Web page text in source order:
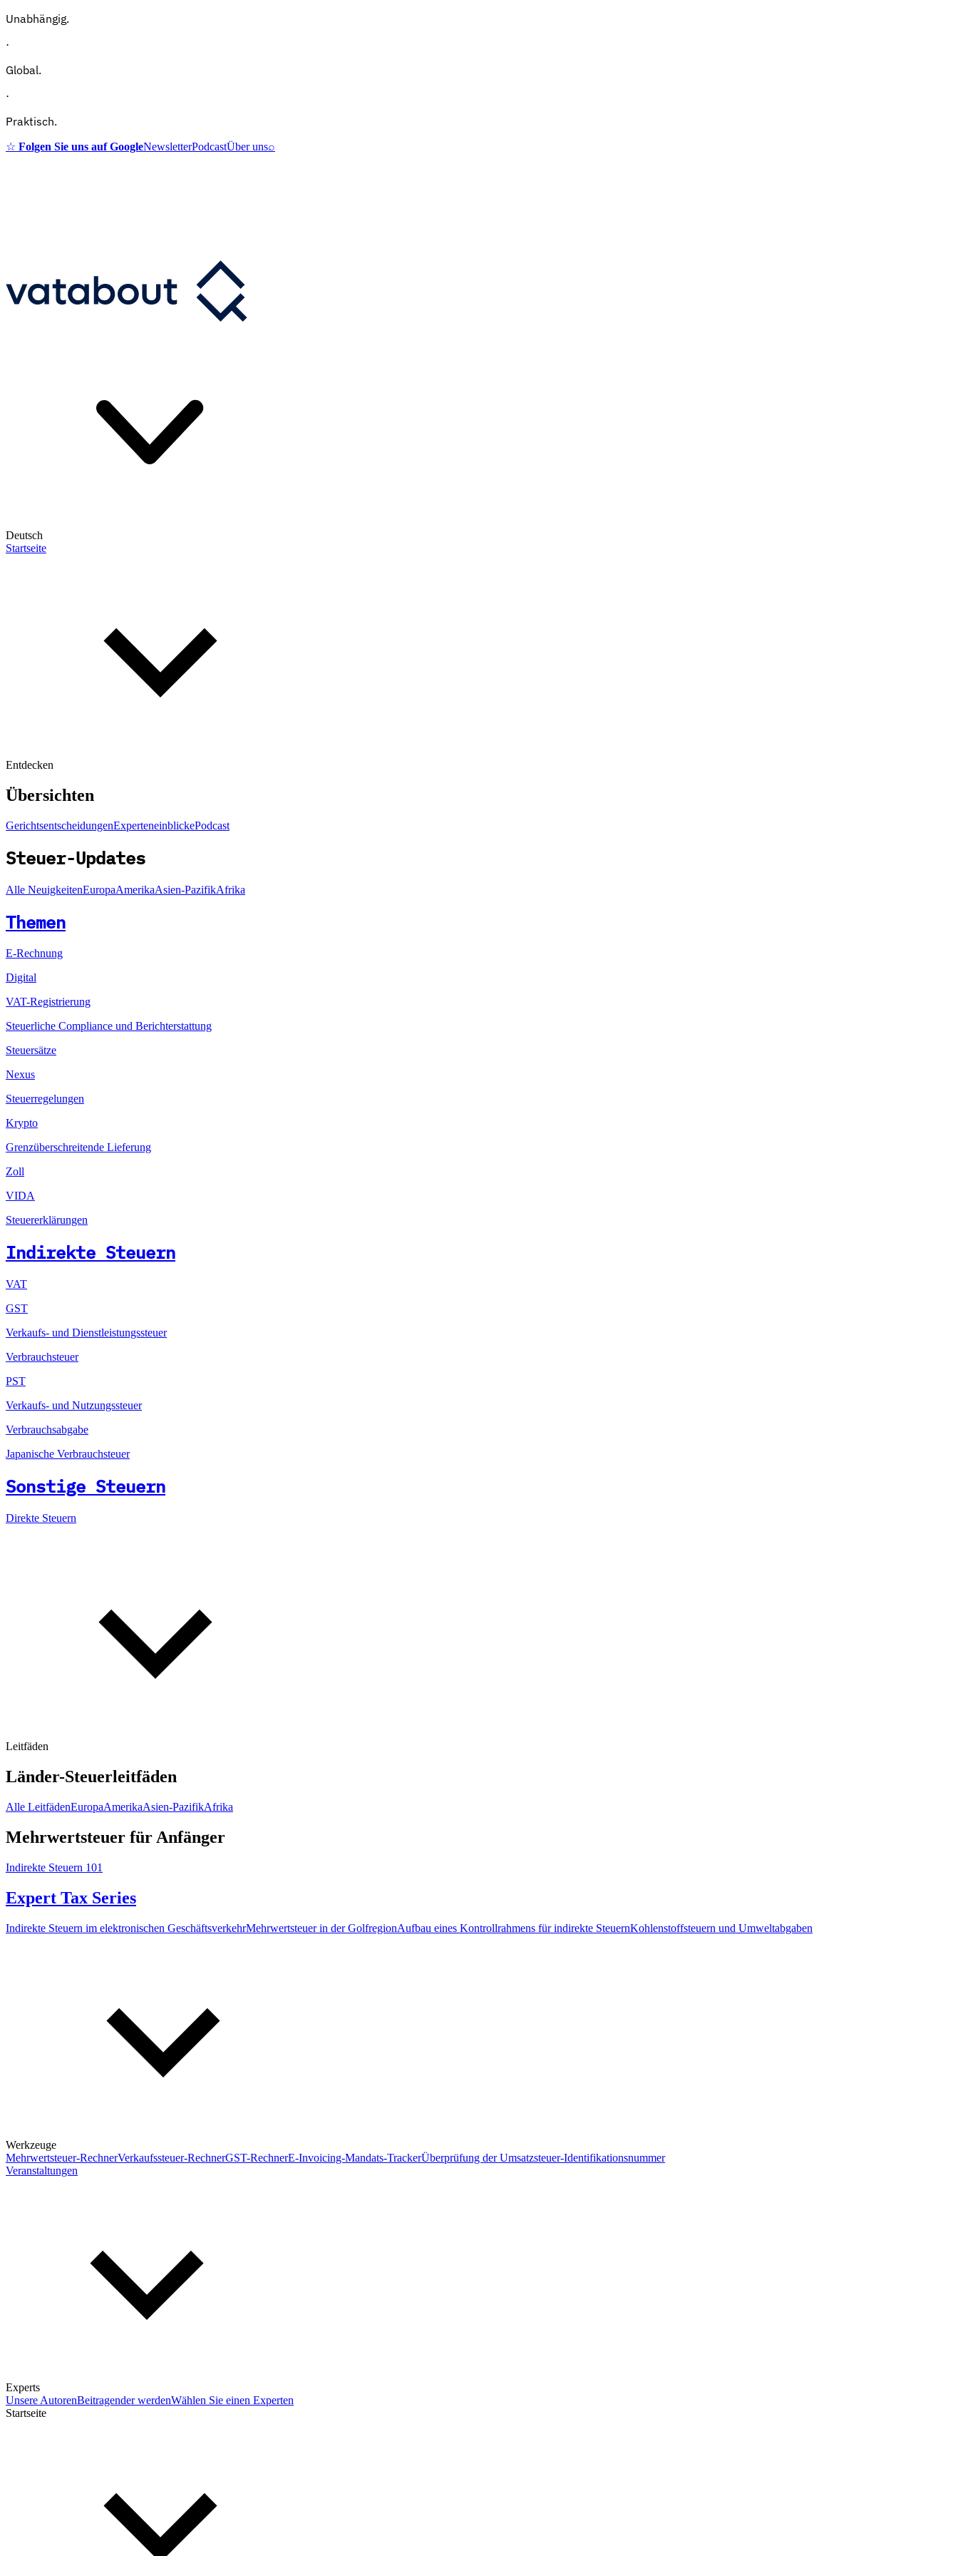
Unabhängig.
·
Global.
·
Praktisch.
☆ Folgen Sie uns auf GoogleNewsletterPodcastÜber uns⌕
Deutsch
Startseite
Entdecken
Übersichten
GerichtsentscheidungenExperteneinblickePodcast
Steuer-Updates
Alle NeuigkeitenEuropaAmerikaAsien-PazifikAfrika
Themen
E-Rechnung
Digital
VAT-Registrierung
Steuerliche Compliance und Berichterstattung
Steuersätze
Nexus
Steuerregelungen
Krypto
Grenzüberschreitende Lieferung
Zoll
VIDA
Steuererklärungen
Indirekte Steuern
VAT
GST
Verkaufs- und Dienstleistungssteuer
Verbrauchsteuer
PST
Verkaufs- und Nutzungssteuer
Verbrauchsabgabe
Japanische Verbrauchsteuer
Sonstige Steuern
Direkte Steuern
Leitfäden
Länder-Steuerleitfäden
Alle LeitfädenEuropaAmerikaAsien-PazifikAfrika
Mehrwertsteuer für Anfänger
Indirekte Steuern 101
Expert Tax Series
Indirekte Steuern im elektronischen GeschäftsverkehrMehrwertsteuer in der GolfregionAufbau eines Kontrollrahmens für indirekte SteuernKohlenstoffsteuern und Umweltabgaben
Werkzeuge
Mehrwertsteuer-RechnerVerkaufssteuer-RechnerGST-RechnerE-Invoicing-Mandats-TrackerÜberprüfung der Umsatzsteuer-Identifikationsnummer
Veranstaltungen
Experts
Unsere AutorenBeitragender werdenWählen Sie einen Experten
Startseite